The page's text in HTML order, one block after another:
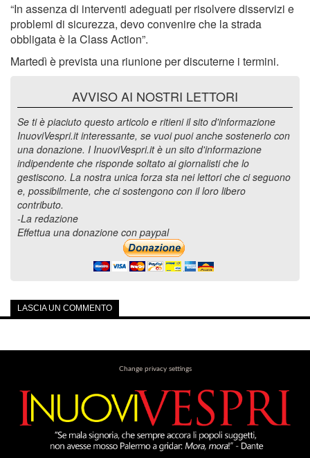
“In assenza di interventi adeguati per risolvere disservizi e
problemi di sicurezza, devo convenire che la strada
obbligata è la Class Action”.
Martedì è prevista una riunione per discuterne i termini.
AVVISO AI NOSTRI LETTORI
Se ti è piaciuto questo articolo e ritieni il sito d'informazione
InuoviVespri.it interessante, se vuoi puoi anche sostenerlo con
una donazione. I InuoviVespri.it è un sito d'informazione
indipendente che risponde soltato ai giornalisti che lo
gestiscono. La nostra unica forza sta nei lettori che ci seguono
e, possibilmente, che ci sostengono con il loro libero
contributo.
-La redazione
Effettua una donazione con paypal
LASCIA UN COMMENTO
Change privacy settings